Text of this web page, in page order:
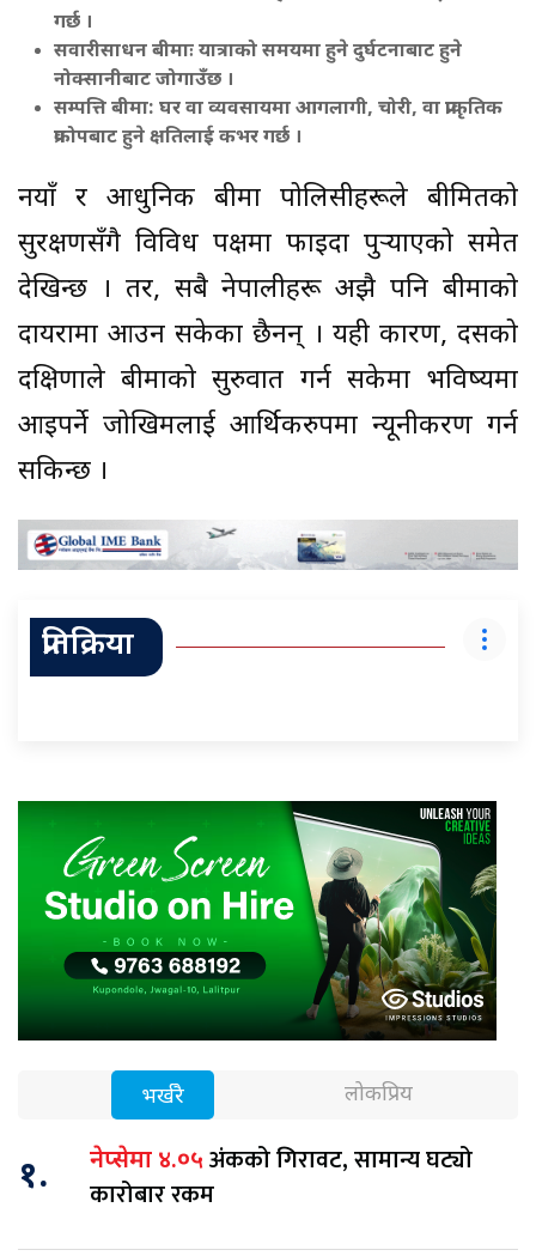
गर्छ ।
सवारीसाधन बीमाः यात्राको समयमा हुने दुर्घटनाबाट हुने
नोक्सानीबाट जोगाउँछ ।
सम्पत्ति बीमा: घर वा व्यवसायमा आगलागी, चोरी, वा प्राकृतिक
प्रकोपबाट हुने क्षतिलाई कभर गर्छ ।
नयाँ र आधुनिक बीमा पोलिसीहरूले बीमितको
सुरक्षणसँगै विविध पक्षमा फाइदा पुर्‍याएको समेत
देखिन्छ । तर, सबै नेपालीहरू अझै पनि बीमाको
दायरामा आउन सकेका छैनन् । यही कारण, दसैंको
दक्षिणाले बीमाको सुरुवात गर्न सकेमा भविष्यमा
आइपर्ने जोखिमलाई आर्थिकरुपमा न्यूनीकरण गर्न
सकिन्छ ।
प्रतिक्रिया
भर्खरै लोकप्रिय
१. नेप्सेमा ४.०५ अंकको गिरावट, सामान्य घट्यो
कारोबार रकम